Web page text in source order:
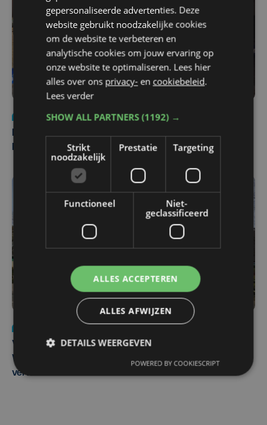
Nieuws
di 4 augustus | 09:32
Pieters Brugge
Vier Oostendse gynaecologen versterken dienst in AZ
West, dat ook een nieuwe voltijdse gynaecoloog
verwelkomt
gepersonaliseerde advertenties. Deze
website gebruikt noodzakelijke cookies
om de website te verbeteren en
analytische cookies om jouw ervaring op
onze website te optimaliseren. Lees hier
alles over ons privacy- en cookiebeleid.
Lees verder
SHOW ALL PARTNERS(1192) →
Strikt
noodzakelijk
Prestatie Targeting
Functioneel
Niet-
geclassificeerd
ALLES ACCEPTEREN
ALLES AFWIJZEN
DETAILS WEERGEVEN
POWERED BY COOKIESCRIPT